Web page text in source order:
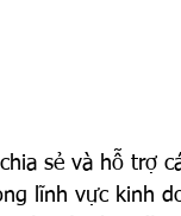
sẻ và hỗ trợ
lĩnh vực kinh